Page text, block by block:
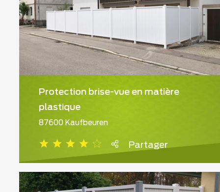
Protection brise-vue en matière
plastique
87600 Kaufbeuren
Partager